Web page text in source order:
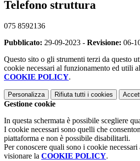
Telefono struttura
075 8592136
Pubblicato: 29-09-2023 - Revisione: 06-
Questo sito o gli strumenti terzi da questo
cookie necessari al funzionamento ed utili
COOKIE POLICY.
Personalizza Rifiuta tutti i cookies
Gestione cookie
In questa schermata è possibile scegliere
I cookie necessari sono quelli che
piattaforma e non è possibile disabilitarli.
Per conoscere quali sono i cookie
visionare la COOKIE POLICY.